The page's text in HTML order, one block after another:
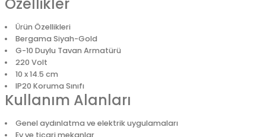
Ürün Özellikleri
Bergama Siyah-Gold
G-10 Duylu Tavan Armatürü
220 Volt
10 x 14.5 cm
IP20 Koruma Sınıfı
Kullanım Alanları
Genel aydınlatma ve elektrik uygulamaları
Ev ve ticari mekanlar